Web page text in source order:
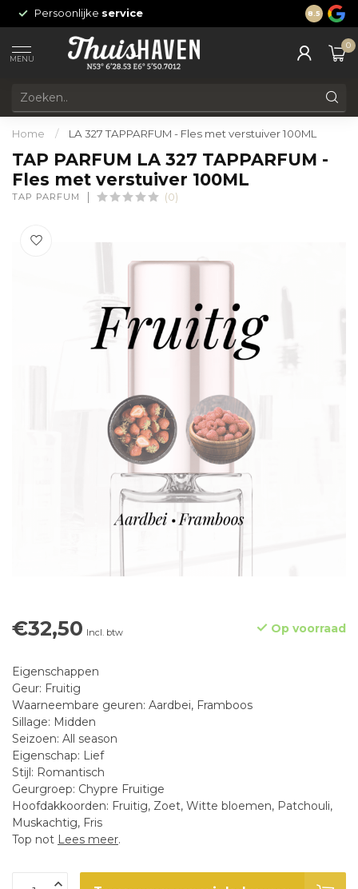
Persoonlijke service 24/7
8.5
MENU
0
Home / LA 327 TAPPARFUM - Fles met verstuiver 100ML
TAP PARFUM LA 327 TAPPARFUM -
Fles met verstuiver 100ML
TAP PARFUM (0)
€32,50 Incl. btw Op voorraad
Eigenschappen
Geur: Fruitig
Waarneembare geuren: Aardbei, Framboos
Sillage: Midden
Seizoen: All season
Eigenschap: Lief
Stijl: Romantisch
Geurgroep: Chypre Fruitige
Hoofdakkoorden: Fruitig, Zoet, Witte bloemen, Patchouli,
Muskachtig, Fris
Top not Lees meer.